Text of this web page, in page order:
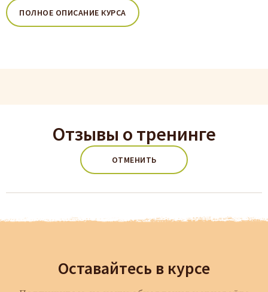
ПОЛНОЕ ОПИСАНИЕ КУРСА
Отзывы о тренинге
ОТМЕНИТЬ
Оставайтесь в курсе